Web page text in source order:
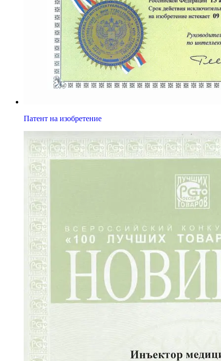
Патент на изобретение